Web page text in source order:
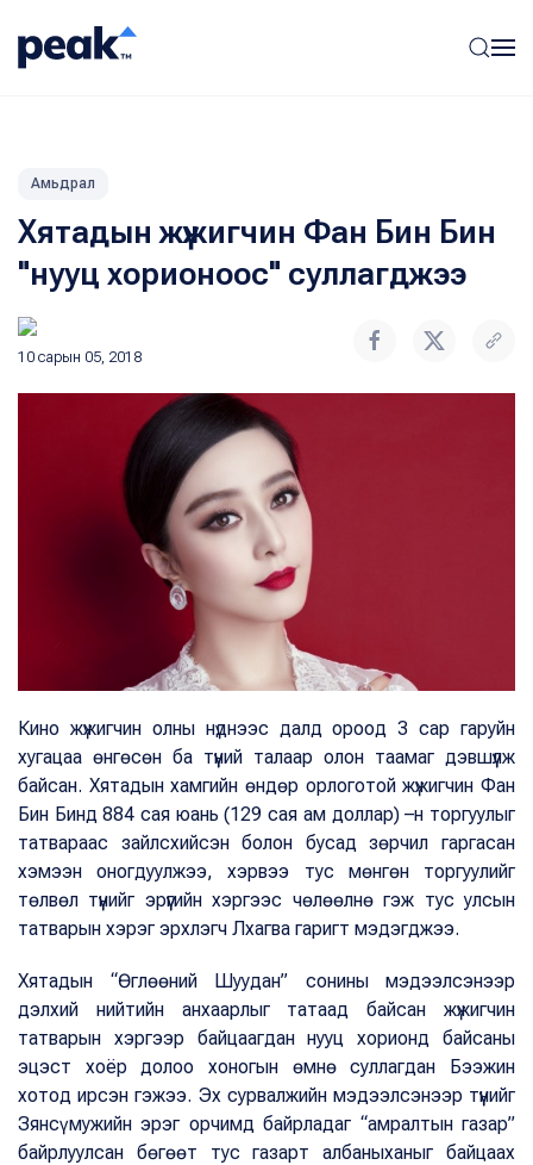
Амьдрал
Хятадын жүжигчин Фан Бин Бин
"нууц хорионоос" суллагджээ
10 сарын 05, 2018
Кино жүжигчин олны нүднээс далд ороод 3 сар гаруйн
хугацаа өнгөсөн ба түүний талаар олон таамаг дэвшүүлж
байсан. Хятадын хамгийн өндөр орлоготой жүжигчин Фан
Бин Бинд 884 сая юань (129 сая ам доллар) –н торгуулыг
татвараас зайлсхийсэн болон бусад зөрчил гаргасан
хэмээн оногдуулжээ, хэрвээ тус мөнгөн торгуулийг
төлвөл түүнийг эрүүгийн хэргээс чөлөөлнө гэж тус улсын
татварын хэрэг эрхлэгч Лхагва гаригт мэдэгджээ.
Хятадын “Өглөөний Шуудан” сонины мэдээлсэнээр
дэлхий нийтийн анхаарлыг татаад байсан жүжигчин
татварын хэргээр байцаагдан нууц хорионд байсаны
эцэст хоёр долоо хоногын өмнө суллагдан Бээжин
хотод ирсэн гэжээ. Эх сурвалжийн мэдээлсэнээр түүнийг
Зянсү мужийн эрэг орчимд байрладаг “амралтын газар”
байрлуулсан бөгөөт тус газарт албаныханыг байцаах